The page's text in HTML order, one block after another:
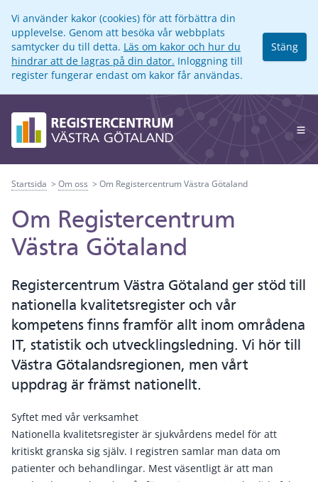
Vi använder kakor (cookies) för att förbättra din
upplevelse. Genom att besöka vår webbplats
samtycker du till detta. Läs om kakor och hur du
hindrar att de lagras på din dator. Inloggning till
register fungerar endast om kakor får användas.
Stäng
Startsida Om oss Om Registercentrum Västra Götaland
Om Registercentrum
Västra Götaland
Registercentrum Västra Götaland ger stöd till
nationella kvalitetsregister och vår
kompetens finns framför allt inom områdena
IT, statistik och utvecklingsledning. Vi hör till
Västra Götalandsregionen, men vårt
uppdrag är främst nationellt.
Syftet med vår verksamhet
Nationella kvalitetsregister är sjukvårdens medel för att
kritiskt granska sig själv. I registren samlar man data om
patienter och behandlingar. Mest väsentligt är att man